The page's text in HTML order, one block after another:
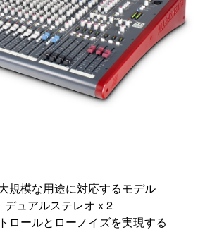
規模な用途に対応するモデル
ュアルステレオｘ2
ロールとローノイズを実現する